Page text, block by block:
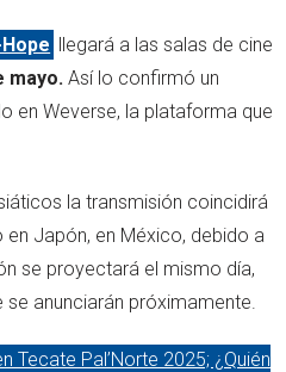
llegará a las salas de cine
mayo. Así lo confirmó un
en Weverse, la plataforma que
la transmisión coincidirá
Japón, en México, debido a
se proyectará el mismo día,
anunciarán próximamente.
Tecate Pal’Norte 2025; ¿Quién